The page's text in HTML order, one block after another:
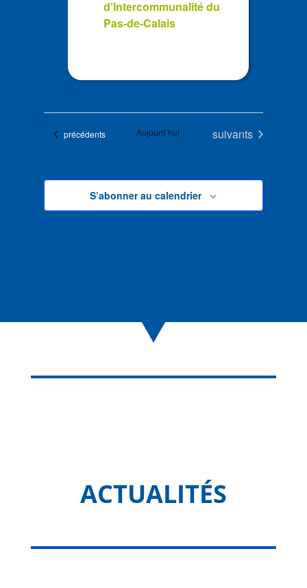
d’Intercommunalité du
Pas-de-Calais
Évènements
précédents Aujourd’hui Évènements
suivants
S’abonner au calendrier
ACTUALITÉS